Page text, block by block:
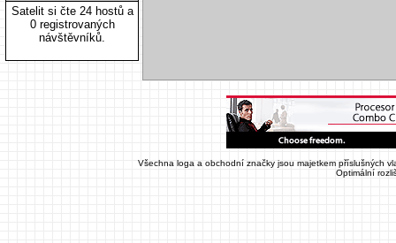
Satelit si čte 24 hostů a
0 registrovaných
návštěvníků.
Všechna loga a obchodní značky jsou majetkem příslušných
Optimální